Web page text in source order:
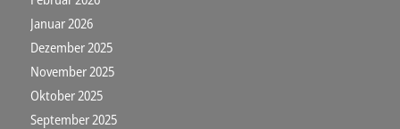
Januar 2026
Dezember 2025
November 2025
Oktober 2025
September 2025